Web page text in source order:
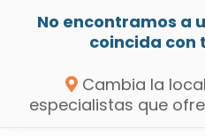
No encontramos a
coincida con
Cambia la
especialistas que